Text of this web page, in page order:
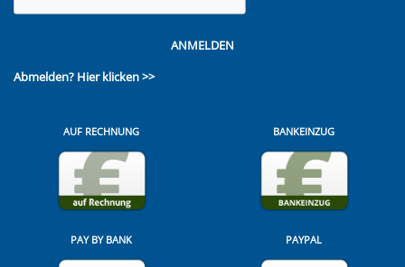
ANMELDEN
Abmelden? Hier klicken >>
AUF RECHNUNG BANKEINZUG
PAY BY BANK PAYPAL